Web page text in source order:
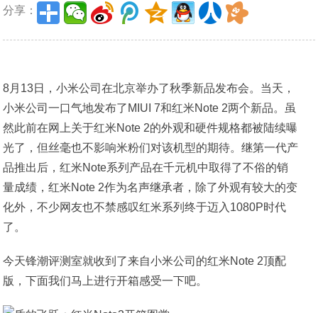
分享：
8月13日，小米公司在北京举办了秋季新品发布会。当天，
小米公司一口气地发布了MIUI 7和红米Note 2两个新品。虽
然此前在网上关于红米Note 2的外观和硬件规格都被陆续曝
光了，但丝毫也不影响米粉们对该机型的期待。继第一代产
品推出后，红米Note系列产品在千元机中取得了不俗的销
量成绩，红米Note 2作为名声继承者，除了外观有较大的变
化外，不少网友也不禁感叹红米系列终于迈入1080P时代
了。
今天锋潮评测室就收到了来自小米公司的红米Note 2顶配
版，下面我们马上进行开箱感受一下吧。